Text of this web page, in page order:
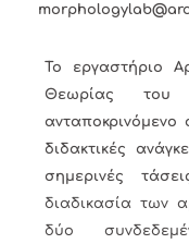
Το εργαστήριο
Θεωρίας του
ανταποκρινόμενο
διδακτικές
σημερινές
διαδικασία των
δύο